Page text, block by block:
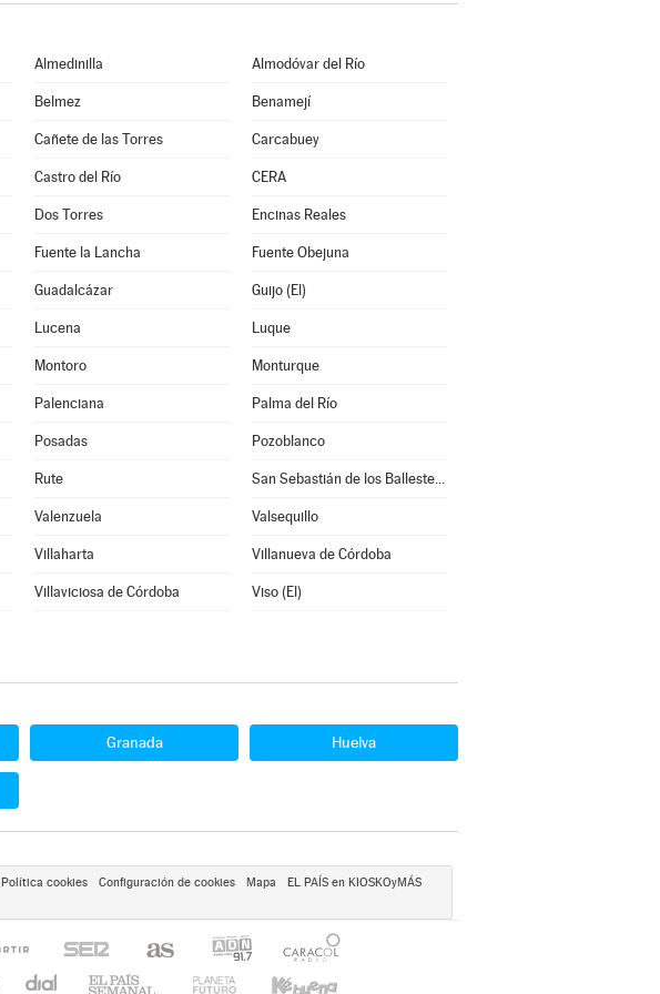
Almedinilla Almodóvar del Río
Belmez Benamejí
Cañete de las Torres Carcabuey
Castro del Río CERA
Dos Torres Encinas Reales
Fuente la Lancha Fuente Obejuna
Guadalcázar Guijo (El)
Lucena Luque
Montoro Monturque
Palenciana Palma del Río
Posadas Pozoblanco
Rute San Sebastián de los Ballesteros
Valenzuela Valsequillo
Villaharta Villanueva de Córdoba
Villaviciosa de Córdoba Viso (El)
Granada Huelva
Política cookies Configuración de cookies Mapa
EL PAÍS en KIOSKOyMÁS